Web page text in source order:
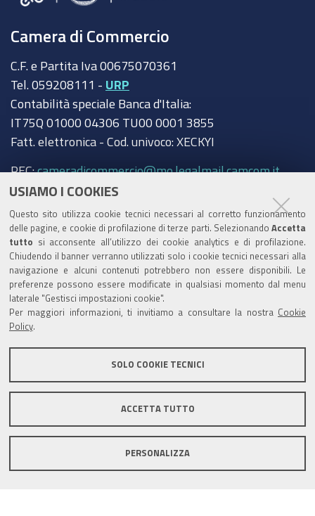
USIAMO I COOKIES
Questo sito utilizza cookie tecnici necessari al corretto funzionamento
delle pagine, e cookie di profilazione di terze parti. Selezionando Accetta
tutto si acconsente all’utilizzo dei cookie analytics e di profilazione.
Chiudendo il banner verranno utilizzati solo i cookie tecnici necessari alla
navigazione e alcuni contenuti potrebbero non essere disponibili. Le
preferenze possono essere modificate in qualsiasi momento dal menu
laterale "Gestisci impostazioni cookie".
Per maggiori informazioni, ti invitiamo a consultare la nostra Cookie
Policy
SOLO COOKIE TECNICI
ACCETTA TUTTO
PERSONALIZZA
Camera di Commercio
C.F. e Partita Iva 00675070361
Tel. 059208111 - URP
Contabilità speciale Banca d'Italia:
IT75Q 01000 04306 TU00 0001 3855
Fatt. elettronica - Cod. univoco: XECKYI
PEC:cameradicommercio@mo.legalmail.camcom.it
Trasparenza
Amministrazione trasparente
Albo Camerale
Pubblicità Legale
Area riservata Amministratori
Informativa generale
Informative privacy
Accessibilità
Note legali
Informativa estesa sui cookie
Social media policy